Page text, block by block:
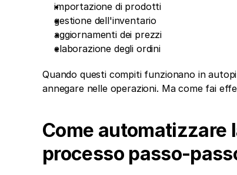
importazione di prodotti
gestione dell'inventario
aggiornamenti dei prezzi
elaborazione degli ordini
Quando questi compiti funzionano in
annegare nelle operazioni. Ma come fai
Come automatizzare
processo passo-